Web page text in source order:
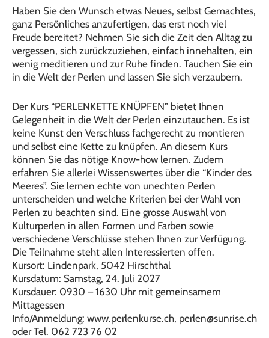
Haben Sie den Wunsch etwas Neues, selbst Gemachtes,
ganz Persönliches anzufertigen, das erst noch viel
Freude bereitet? Nehmen Sie sich die Zeit den Alltag zu
vergessen, sich zurückzuziehen, einfach innehalten, ein
wenig meditieren und zur Ruhe finden. Tauchen Sie ein
in die Welt der Perlen und lassen Sie sich verzaubern.
Der Kurs “PERLENKETTE KNÜPFEN” bietet Ihnen
Gelegenheit in die Welt der Perlen einzutauchen. Es ist
keine Kunst den Verschluss fachgerecht zu montieren
und selbst eine Kette zu knüpfen. An diesem Kurs
können Sie das nötige Know-how lernen. Zudem
erfahren Sie allerlei Wissenswertes über die “Kinder des
Meeres”. Sie lernen echte von unechten Perlen
unterscheiden und welche Kriterien bei der Wahl von
Perlen zu beachten sind. Eine grosse Auswahl von
Kulturperlen in allen Formen und Farben sowie
verschiedene Verschlüsse stehen Ihnen zur Verfügung.
Die Teilnahme steht allen Interessierten offen.
Kursort: Lindenpark, 5042 Hirschthal
Kursdatum: Samstag, 24. Juli 2027
Kursdauer: 0930 – 1630 Uhr mit gemeinsamem
Mittagessen
Info/Anmeldung: www.perlenkurse.ch, perlen@sunrise.ch
oder Tel. 062 723 76 02